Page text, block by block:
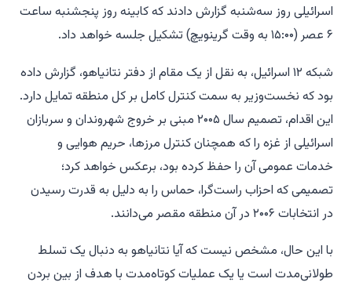
اسرائیلی روز سه‌شنبه گزارش دادند که کابینه روز پنجشنبه ساعت
۶ عصر (۱۵:۰۰ به وقت گرینویچ) تشکیل جلسه خواهد داد.
شبکه ۱۲ اسرائیل، به نقل از یک مقام از دفتر نتانیاهو، گزارش داده
بود که نخست‌وزیر به سمت کنترل کامل بر کل منطقه تمایل دارد.
این اقدام، تصمیم سال ۲۰۰۵ مبنی بر خروج شهروندان و سربازان
اسرائیلی از غزه را که همچنان کنترل مرزها، حریم هوایی و
خدمات عمومی آن را حفظ کرده بود، برعکس خواهد کرد؛
تصمیمی که احزاب راست‌گرا، حماس را به دلیل به قدرت رسیدن
در انتخابات ۲۰۰۶ در آن منطقه مقصر می‌دانند.
با این حال، مشخص نیست که آیا نتانیاهو به دنبال یک تسلط
طولانی‌مدت است یا یک عملیات کوتاه‌مدت با هدف از بین بردن